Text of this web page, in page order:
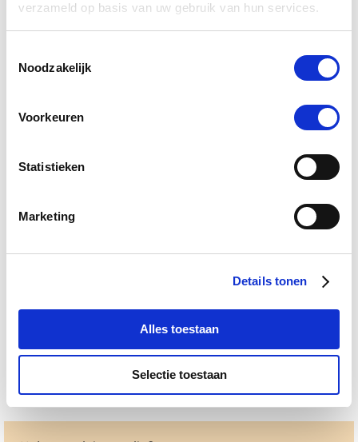
verzameld op basis van uw gebruik van hun services.
Noodzakelijk
Voorkeuren
Statistieken
Marketing
Details tonen
Alles toestaan
Selectie toestaan
€ 16,95